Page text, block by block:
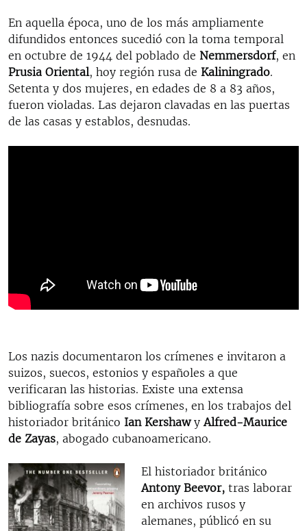
En aquella época, uno de los más ampliamente
difundidos entonces sucedió con la toma temporal
en octubre de 1944 del poblado de Nemmersdorf, en
Prusia Oriental, hoy región rusa de Kaliningrado.
Setenta y dos mujeres, en edades de 8 a 83 años,
fueron violadas. Las dejaron clavadas en las puertas
de las casas y establos, desnudas.
Los nazis documentaron los crímenes e invitaron a
suizos, suecos, estonios y españoles a que
verificaran las historias. Existe una extensa
bibliografía sobre esos crímenes, en los trabajos del
historiador británico Ian Kershawy Alfred-Maurice
de Zayas, abogado cubanoamericano.
El historiador británico
Antony Beevor,tras laborar
en archivos rusos y
alemanes, públicó en su